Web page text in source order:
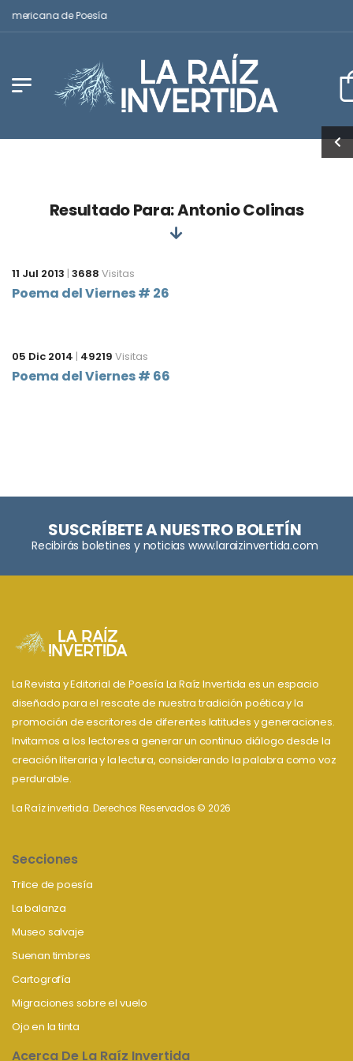
de Poesía
Resultado Para: Antonio Colinas
11 Jul 2013 | 3688 Visitas
Poema del Viernes # 26
05 Dic 2014 | 49219 Visitas
Poema del Viernes # 66
SUSCRÍBETE A NUESTRO BOLETÍN
Recibirás boletines y noticias www.laraizinvertida.com
La Revista y Editorial de Poesía La Raíz Invertida es un espacio
diseñado para el rescate de nuestra tradición poética y la
promoción de escritores de diferentes latitudes y generaciones.
Invitamos a los lectores a generar un continuo diálogo desde la
creación literaria y la lectura, considerando la palabra como voz
perdurable.
La Raíz invertida. Derechos Reservados © 2026
Secciones
Trilce de poesía
La balanza
Museo salvaje
Suenan timbres
Cartografía
Migraciones sobre el vuelo
Ojo en la tinta
Acerca De La Raíz Invertida